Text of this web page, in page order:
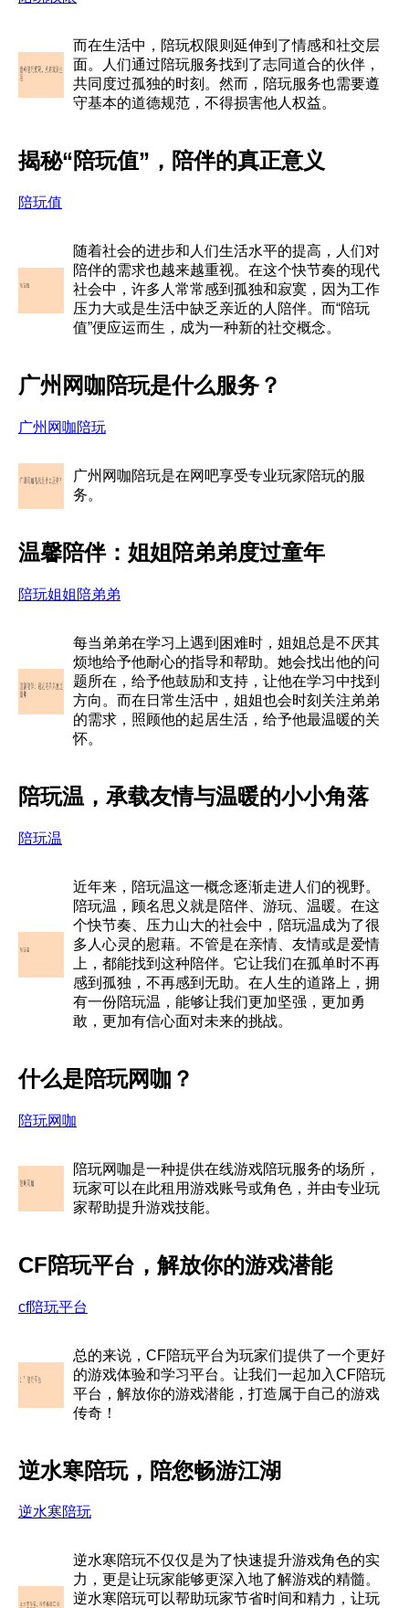
而在生活中，陪玩权限则延伸到了情感和社交层
面。人们通过陪玩服务找到了志同道合的伙伴，
共同度过孤独的时刻。然而，陪玩服务也需要遵
守基本的道德规范，不得损害他人权益。
揭秘“陪玩值”，陪伴的真正意义
陪玩值
随着社会的进步和人们生活水平的提高，人们对
陪伴的需求也越来越重视。在这个快节奏的现代
社会中，许多人常常感到孤独和寂寞，因为工作
压力大或是生活中缺乏亲近的人陪伴。而“陪玩
值”便应运而生，成为一种新的社交概念。
广州网咖陪玩是什么服务？
广州网咖陪玩
广州网咖陪玩是在网吧享受专业玩家陪玩的服
务。
温馨陪伴：姐姐陪弟弟度过童年
陪玩姐姐陪弟弟
每当弟弟在学习上遇到困难时，姐姐总是不厌其
烦地给予他耐心的指导和帮助。她会找出他的问
题所在，给予他鼓励和支持，让他在学习中找到
方向。而在日常生活中，姐姐也会时刻关注弟弟
的需求，照顾他的起居生活，给予他最温暖的关
怀。
陪玩温，承载友情与温暖的小小角落
陪玩温
近年来，陪玩温这一概念逐渐走进人们的视野。
陪玩温，顾名思义就是陪伴、游玩、温暖。在这
个快节奏、压力山大的社会中，陪玩温成为了很
多人心灵的慰藉。不管是在亲情、友情或是爱情
上，都能找到这种陪伴。它让我们在孤单时不再
感到孤独，不再感到无助。在人生的道路上，拥
有一份陪玩温，能够让我们更加坚强，更加勇
敢，更加有信心面对未来的挑战。
什么是陪玩网咖？
陪玩网咖
陪玩网咖是一种提供在线游戏陪玩服务的场所，
玩家可以在此租用游戏账号或角色，并由专业玩
家帮助提升游戏技能。
CF陪玩平台，解放你的游戏潜能
cf陪玩平台
总的来说，CF陪玩平台为玩家们提供了一个更好
的游戏体验和学习平台。让我们一起加入CF陪玩
平台，解放你的游戏潜能，打造属于自己的游戏
传奇！
逆水寒陪玩，陪您畅游江湖
逆水寒陪玩
逆水寒陪玩不仅仅是为了快速提升游戏角色的实
力，更是让玩家能够更深入地了解游戏的精髓。
逆水寒陪玩可以帮助玩家节省时间和精力，让玩